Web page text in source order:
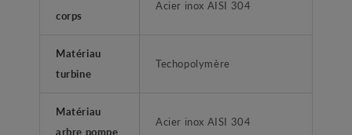
corps
Acier inox AISI 304
Matériau
turbine
Techopolymère
Matériau
arbre pompe
Acier inox AISI 304